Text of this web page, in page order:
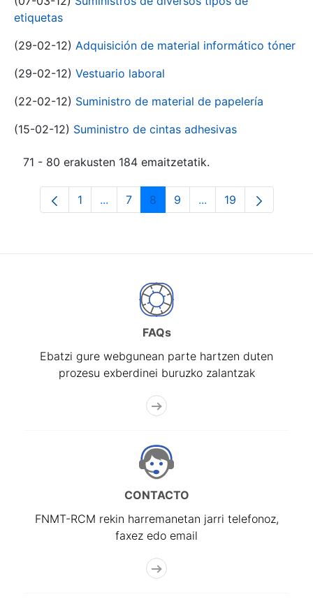
etiquetas
(29-02-12) Adquisición de material informático tóner
(29-02-12) Vestuario laboral
(22-02-12) Suministro de material de papelería
(15-02-12) Suministro de cintas adhesivas
71 - 80 erakusten 184 emaitzetatik.
Orrialdea
1 ...Intermediate Pages Use TAB to
Orrialdea
7 Orrialdea
8 Orrialdea
9 ...Intermediate Pages
Orrialdea
19
FAQs
Ebatzi gure webgunean parte hartzen duten
prozesu exberdinei buruzko zalantzak
CONTACTO
FNMT-RCM rekin harremanetan jarri telefonoz,
faxez edo email